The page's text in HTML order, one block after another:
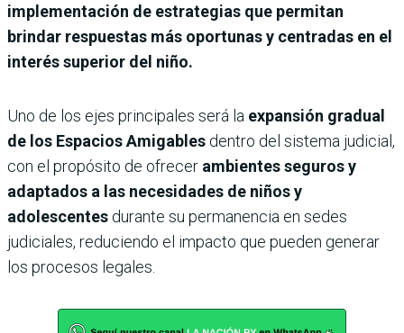
implementación de estrategias que permitan
brindar respuestas más oportunas y centradas en el
interés superior del niño.
Uno de los ejes principales será la expansión gradual
de los Espacios Amigables dentro del sistema judicial,
con el propósito de ofrecer ambientes seguros y
adaptados a las necesidades de niños y
adolescentes durante su permanencia en sedes
judiciales, reduciendo el impacto que pueden generar
los procesos legales.